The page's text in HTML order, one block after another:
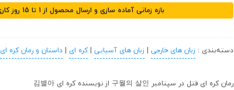
بازه زمانی آماده سازی و ارسال محصول از 1 تا 15 روز کاری میباشد
دسته‌بندی : زبان های خارجی | زبان های آسیایی |کره ای |داستان و رمان کره ای
رمان کره ای قتل در سپتامبر 구월의 살인 از نویسنده کره ای 김별아